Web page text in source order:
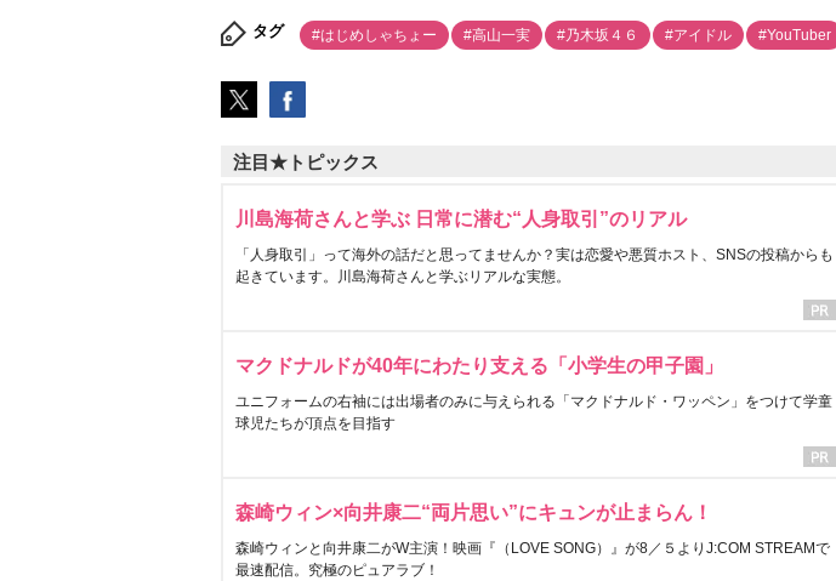
タグ #はじめしゃちょー #高山一実 #乃木坂４６ #アイドル #YouTuber
注目★トピックス
川島海荷さんと学ぶ 日常に潜む“人身取引”のリアル
「人身取引」って海外の話だと思ってませんか？実は恋愛や悪質ホスト、SNSの投稿からも
起きています。川島海荷さんと学ぶリアルな実態。
マクドナルドが40年にわたり支える「小学生の甲子園」
ユニフォームの右袖には出場者のみに与えられる「マクドナルド・ワッペン」をつけて学童
球児たちが頂点を目指す
森崎ウィン×向井康二“両片思い”にキュンが止まらん！
森崎ウィンと向井康二がW主演！映画『（LOVE SONG）』が8／５よりJ:COM STREAMで
最速配信。究極のピュアラブ！